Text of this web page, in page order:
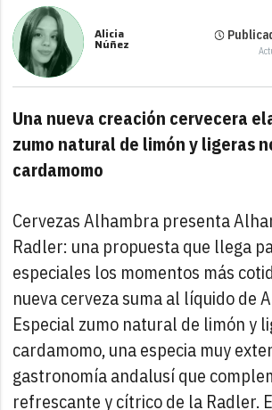
Alicia
Núñez
Una nueva creación cervecera
zumo natural de limón y ligeras
cardamomo
Cervezas Alhambra presenta
Radler: una propuesta que llega
especiales los momentos más
nueva cerveza suma al líquido de
Especial zumo natural de limón y
cardamomo, una especia muy
gastronomía andalusí que
refrescante y cítrico de la Radler.